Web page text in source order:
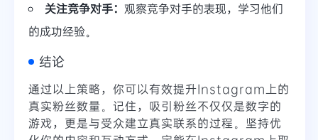
关注竞争对手： 观察竞争对手的表现，学习他们
的成功经验。
结论
通过以上策略，你可以有效提升Instagram上的
真实粉丝数量。记住，吸引粉丝不仅仅是数字的
游戏，更是与受众建立真实联系的过程。坚持优